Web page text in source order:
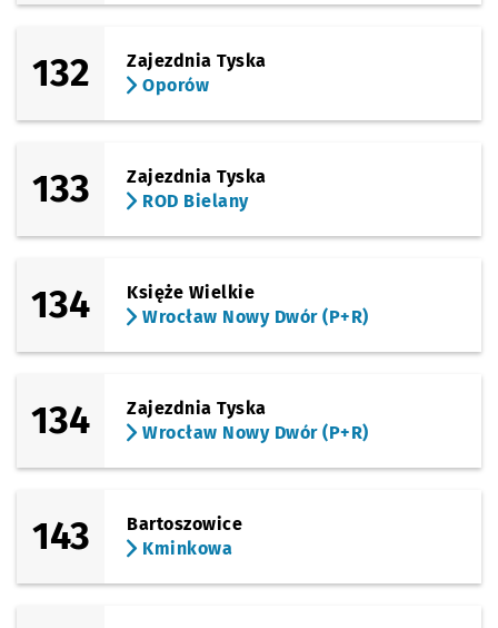
132
Zajezdnia Tyska
Oporów
133
Zajezdnia Tyska
ROD Bielany
134
Księże Wielkie
Wrocław Nowy Dwór (P+R)
134
Zajezdnia Tyska
Wrocław Nowy Dwór (P+R)
143
Bartoszowice
Kminkowa